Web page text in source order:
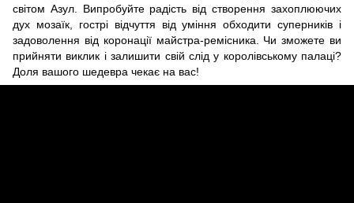
світом Азул. Випробуйте радість від створення захоплюючих
дух мозаїк, гострі відчуття від уміння обходити суперників і
задоволення від коронації майстра-ремісника. Чи зможете ви
прийняти виклик і залишити свій слід у королівському палаці?
Доля вашого шедевра чекає на вас!